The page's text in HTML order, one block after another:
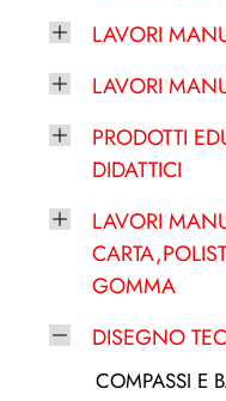
LAVORI
LAVORI
PRODOTTI
DIDATTICI
LAVORI
GOMMA
DISEGNO
COMPASSI E